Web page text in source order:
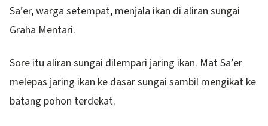
Sa’er, warga setempat, menjala ikan di aliran sungai
Graha Mentari.
Sore itu aliran sungai dilempari jaring ikan. Mat Sa’er
melepas jaring ikan ke dasar sungai sambil mengikat ke
batang pohon terdekat.